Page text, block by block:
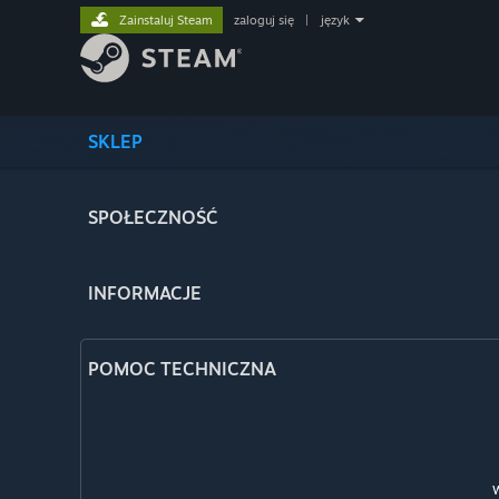
SKLEP
SPOŁECZNOŚĆ
INFORMACJE
POMOC TECHNICZNA
Zainstaluj Steam zaloguj się język